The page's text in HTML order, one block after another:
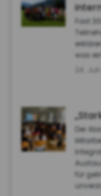
Fast
was
Der
für